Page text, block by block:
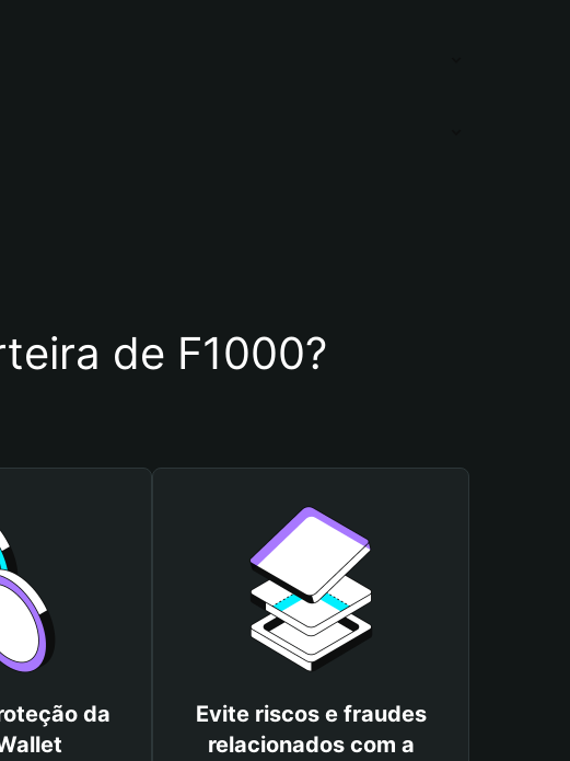
de F1000?
da
Evite riscos e fraudes
relacionados com a